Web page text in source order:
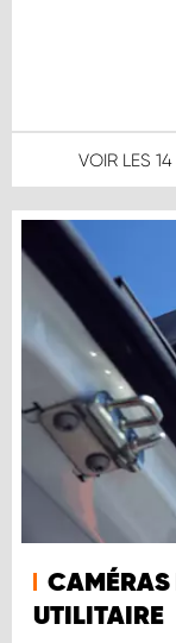
VOIR LES
CAMÉRAS
UTILITAIRE